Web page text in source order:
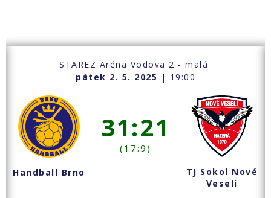
STAREZ Aréna Vodova 2 - malá
pátek 2. 5. 2025 | 19:00
Handball Brno
31:21
(17:9)
TJ Sokol Nové
Veselí